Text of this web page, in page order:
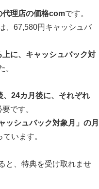
代理店の価格comです。
、67,580円キャッシュバ
に、キャッシュバック対
。
、24カ月後に、それぞれ
です。
ッシュバック対象月」の月
ています。
と、特典を受け取れませ